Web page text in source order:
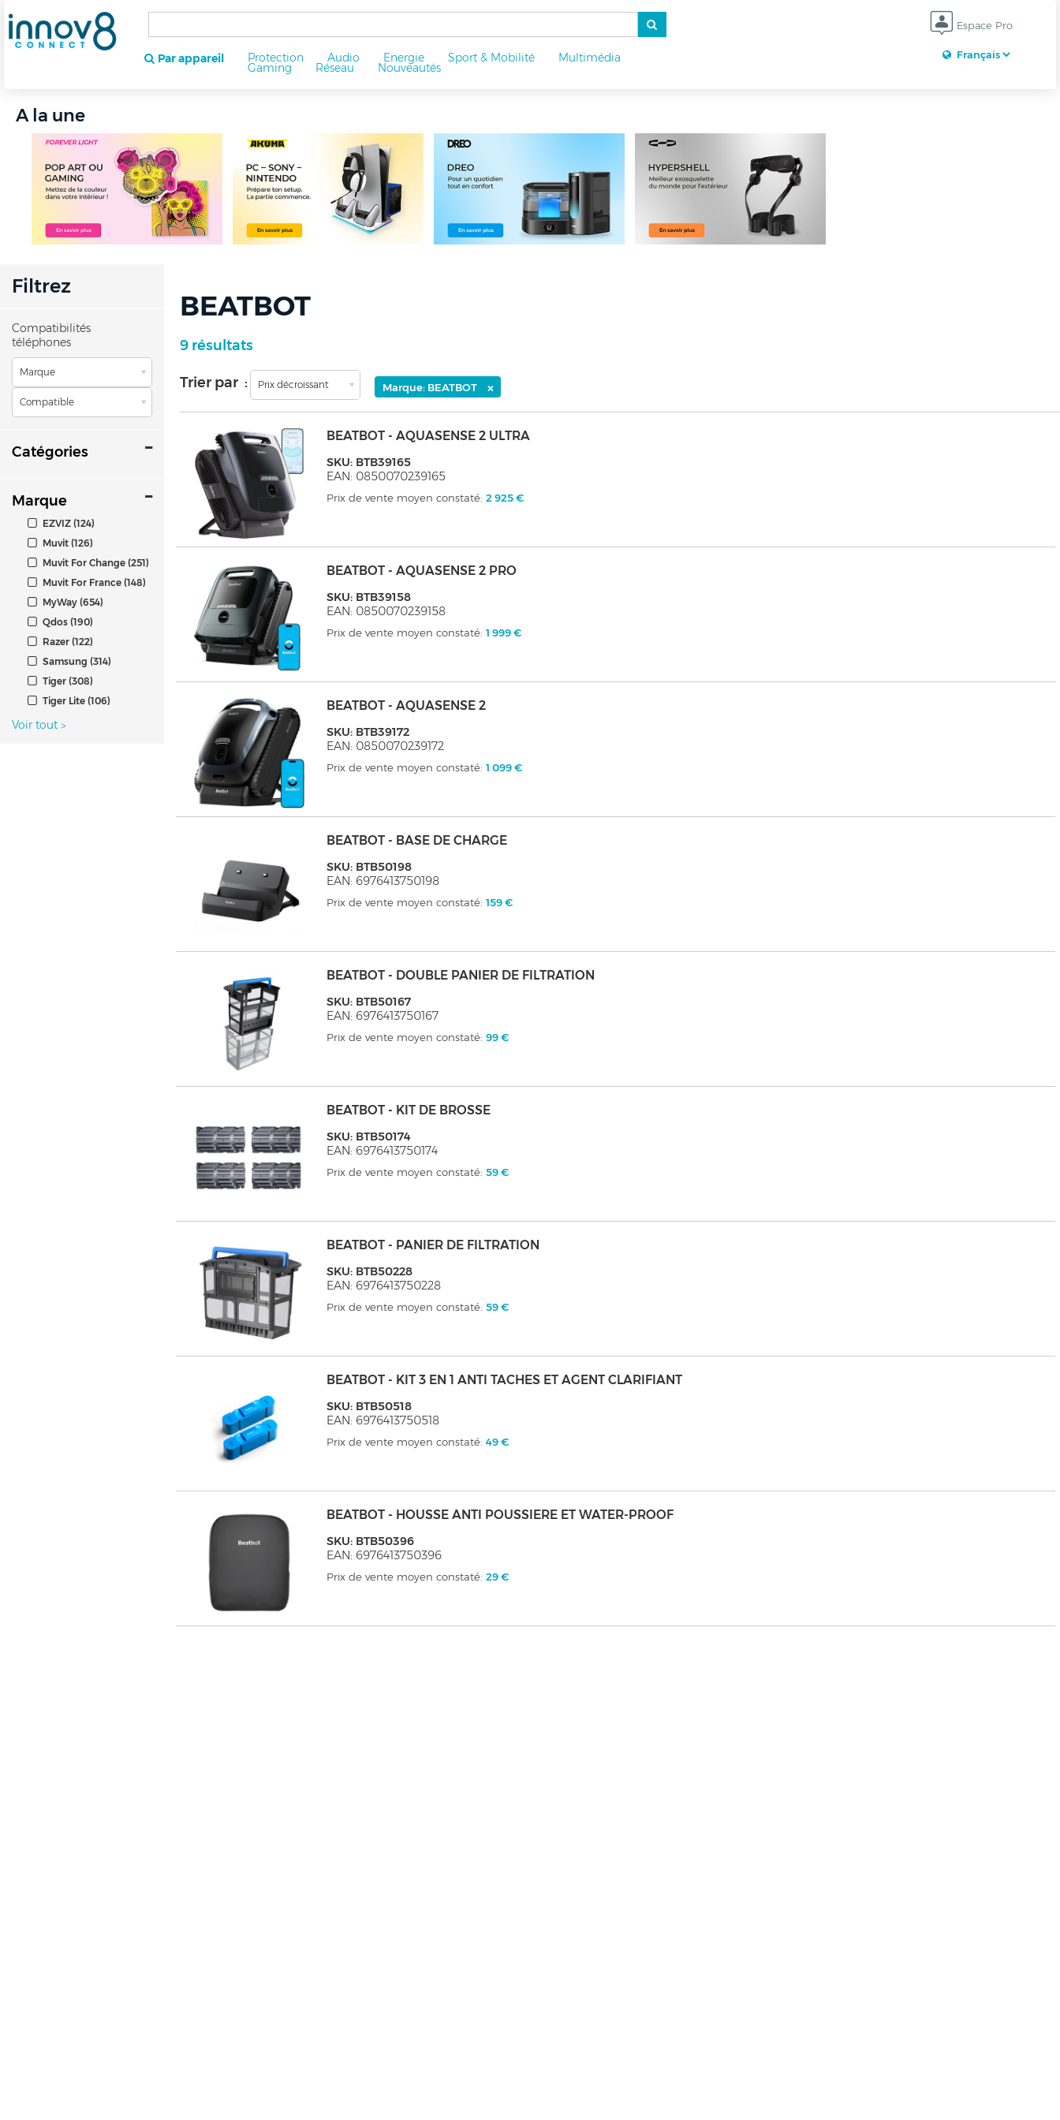
Espace Pro
Par appareil Protection Audio Energie Sport & Mobilité Multimédia
Gaming Réseau Nouveautés
A la une
Filtrez
Compatibilités
téléphones
Marque
Compatible
Catégories
Marque
EZVIZ (124)
Muvit (126)
Muvit For Change (251)
Muvit For France (148)
MyWay (654)
Qdos (190)
Razer (122)
Samsung (314)
Tiger (308)
Tiger Lite (106)
Voir tout >
BEATBOT
9 résultats
Trier par : Prix décroissant Marque: BEATBOT ×
BEATBOT - AQUASENSE 2 ULTRA
SKU: BTB39165
EAN: 0850070239165
Prix de vente moyen constaté:2 925 €
BEATBOT - AQUASENSE 2 PRO
SKU: BTB39158
EAN: 0850070239158
Prix de vente moyen constaté:1 999 €
BEATBOT - AQUASENSE 2
SKU: BTB39172
EAN: 0850070239172
Prix de vente moyen constaté:1 099 €
BEATBOT - BASE DE CHARGE
SKU: BTB50198
EAN: 6976413750198
Prix de vente moyen constaté:159 €
BEATBOT - DOUBLE PANIER DE FILTRATION
SKU: BTB50167
EAN: 6976413750167
Prix de vente moyen constaté:99 €
BEATBOT - KIT DE BROSSE
SKU: BTB50174
EAN: 6976413750174
Prix de vente moyen constaté:59 €
BEATBOT - PANIER DE FILTRATION
SKU: BTB50228
EAN: 6976413750228
Prix de vente moyen constaté:59 €
BEATBOT - KIT 3 EN 1 ANTI TACHES ET AGENT CLARIFIANT
SKU: BTB50518
EAN: 6976413750518
Prix de vente moyen constaté:49 €
BEATBOT - HOUSSE ANTI POUSSIERE ET WATER-PROOF
SKU: BTB50396
EAN: 6976413750396
Prix de vente moyen constaté:29 €